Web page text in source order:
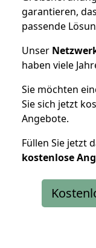
garantieren,
passende
Unser
haben viele
Sie möchten
Sie sich jetzt
Angebote.
Füllen Sie jetzt
kostenlose